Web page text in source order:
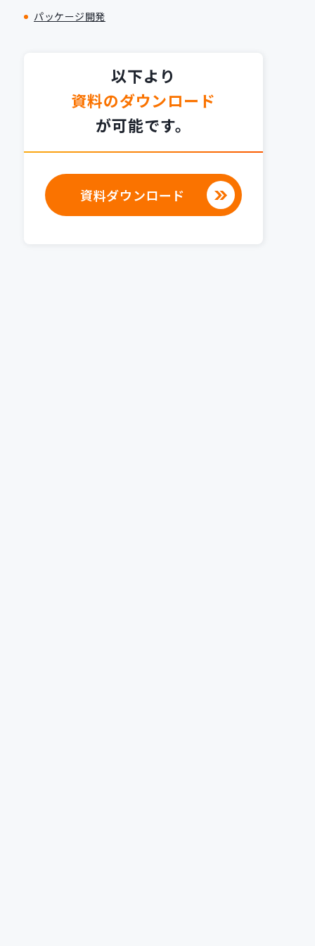
パッケージ開発
以下より
資料のダウンロード
が可能です。
資料ダウンロード